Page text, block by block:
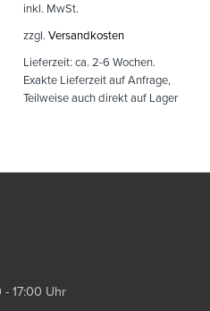
inkl. MwSt.
zzgl. Versandkosten
Lieferzeit: ca. 2-6 Wochen.
Exakte Lieferzeit auf Anfrage,
Teilweise auch direkt auf Lager
- 17:00 Uhr